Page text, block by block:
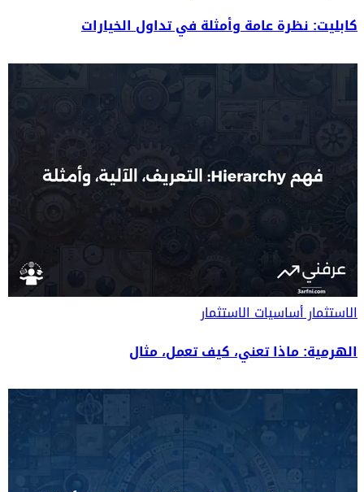
كابليت: نظرة عامة وأمثلة في تداول الخيارات
الاستثمارأساسيات الاستثمار
الهرمية: ماذا تعني، كيف تعمل، مثال